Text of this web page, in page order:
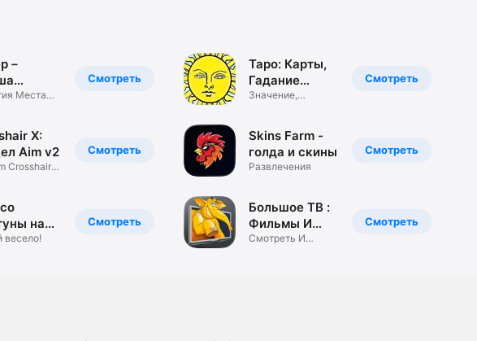
Смотреть
－
Места
Смотреть
X:
Aim v2
Crosshairs
Смотреть
на
день
весело!
Смотреть
Таро: Карты,
Гадание
Онлайн
Значение,
Смотреть
Skins Farm -
голда и скины
Развлечения
Смотреть
Большое ТВ :
Фильмы И
Сериалы
Смотреть И